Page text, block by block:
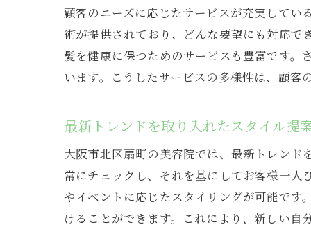
顧客のニーズに応じたサービスが充実してい
術が提供されており、どんな要望にも対応
髪を健康に保つためのサービスも豊富です
います。こうしたサービスの多様性は、顧
最新トレンドを取り入れたスタイル提
大阪市北区扇町の美容院では、最新トレン
常にチェックし、それを基にしてお客様一
やイベントに応じたスタイリングが可能です
けることができます。これにより、新しい自